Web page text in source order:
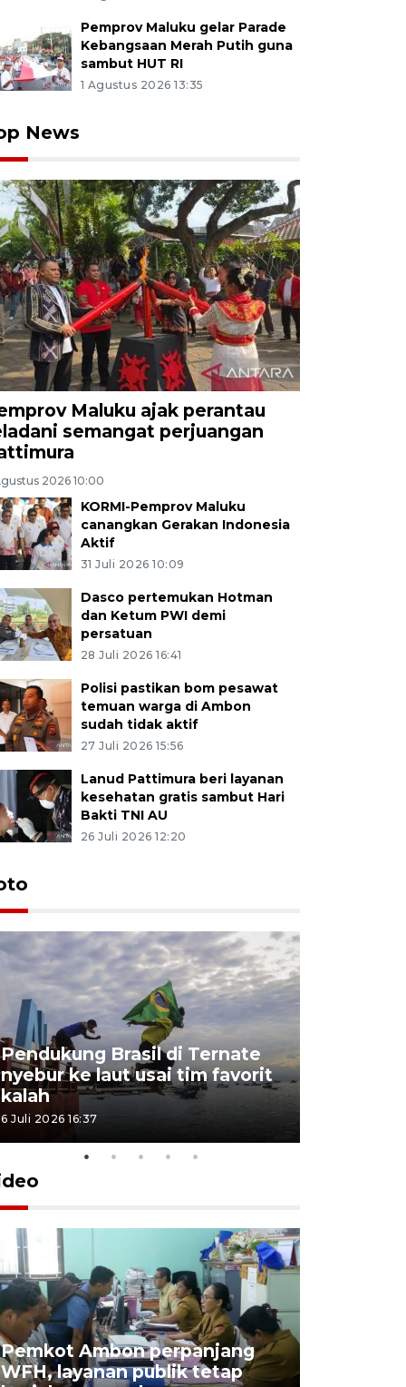
Pemprov Maluku gelar Parade
Kebangsaan Merah Putih guna
sambut HUT RI
1 Agustus 2026 13:35
News
Maluku ajak perantau
semangat perjuangan
2026 10:00
KORMI-Pemprov Maluku
canangkan Gerakan Indonesia
Aktif
31 Juli 2026 10:09
Dasco pertemukan Hotman
dan Ketum PWI demi
persatuan
28 Juli 2026 16:41
Polisi pastikan bom pesawat
temuan warga di Ambon
sudah tidak aktif
27 Juli 2026 15:56
Lanud Pattimura beri layanan
kesehatan gratis sambut Hari
Bakti TNI AU
26 Juli 2026 12:20
Pendukung Brasil di Ternate
nyebur ke laut usai tim favorit
kalah
6 Juli 2026 16:37
Pemkot Ambon perpanjang
WFH, layanan publik tetap